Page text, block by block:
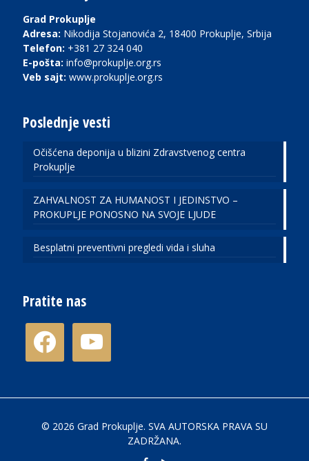
Grad Prokuplje
Adresa: Nikodija Stojanovića 2, 18400 Prokuplje, Srbija
Telefon: +381 27 324 040
E-pošta: info@prokuplje.org.rs
Veb sajt: www.prokuplje.org.rs
Poslednje vesti
Očišćena deponija u blizini Zdravstvenog centra
Prokuplje
ZAHVALNOST ZA HUMANOST I JEDINSTVO –
PROKUPLJE PONOSNO NA SVOJE LJUDE
Besplatni preventivni pregledi vida i sluha
Pratite nas
facebook
© 2026 Grad Prokuplje. SVA AUTORSKA PRAVA SU
ZADRŽANA.